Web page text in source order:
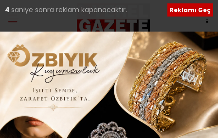
4 saniye sonra reklam kapanacaktır. Reklamı Geç